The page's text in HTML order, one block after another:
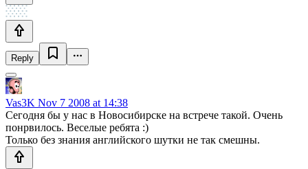
Reply
Vas3K Nov 7 2008 at 14:38
Сегодня бы у нас в Новосибирске на встрече такой. Очень
понрвилось. Веселые ребята :)
Только без знания английского шутки не так смешны.